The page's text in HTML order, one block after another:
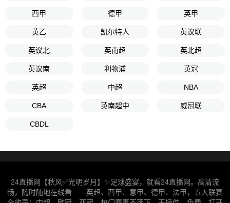
西甲 德甲 英甲
英乙 凯尔特人 英议联
英议北 英南超 英北超
英议南 利物浦 英冠
英超 中超 NBA
CBA 英南超中 威冠联
CBDL
24直播网【秋风✅光明岁月】✨足球盛宴，就看24直播网。高清流
畅，随时随地在线看——英超、西甲、意甲、德甲、法甲，五大联赛